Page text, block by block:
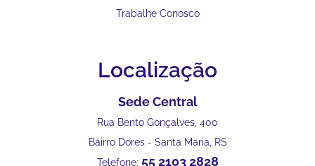
Trabalhe Conosco
Localização
Sede Central
Rua Bento Gonçalves, 400
Bairro Dores - Santa Maria, RS
Telefone: 55 2103 2828